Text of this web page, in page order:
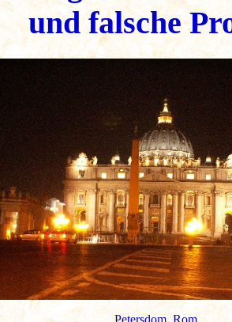
und falsche
Petersdom, Rom